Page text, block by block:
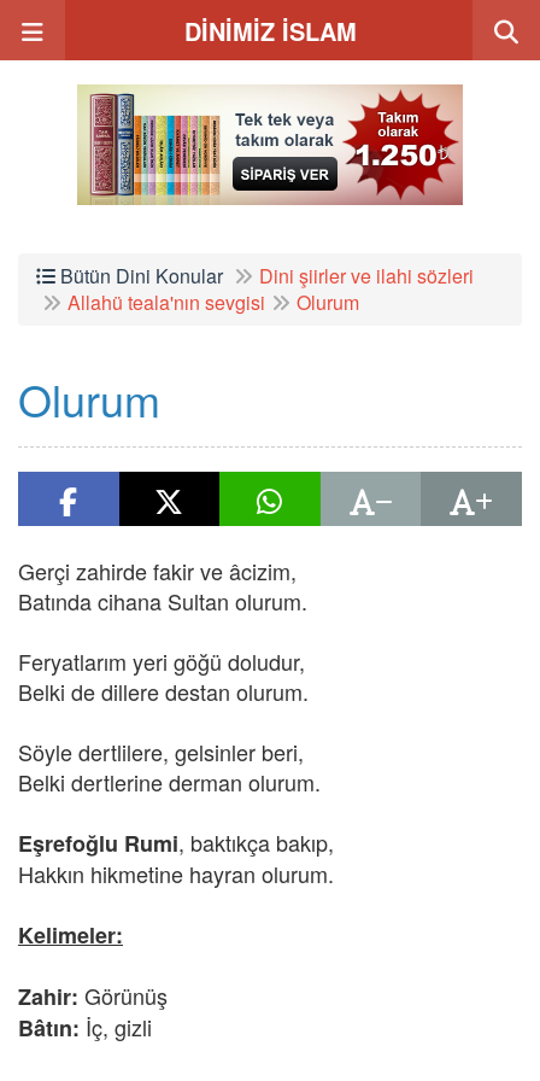
DİNİMİZ İSLAM
Bütün Dini Konular
Dini şiirler ve ilahi sözleri
Allahü teala'nın sevgisi
Olurum
Olurum
Gerçi zahirde fakir ve âcizim,
Batında cihana Sultan olurum.
Feryatlarım yeri göğü doludur,
Belki de dillere destan olurum.
Söyle dertlilere, gelsinler beri,
Belki dertlerine derman olurum.
Eşrefoğlu Rumi, baktıkça bakıp,
Hakkın hikmetine hayran olurum.
Kelimeler:
Zahir: Görünüş
Bâtın: İç, gizli